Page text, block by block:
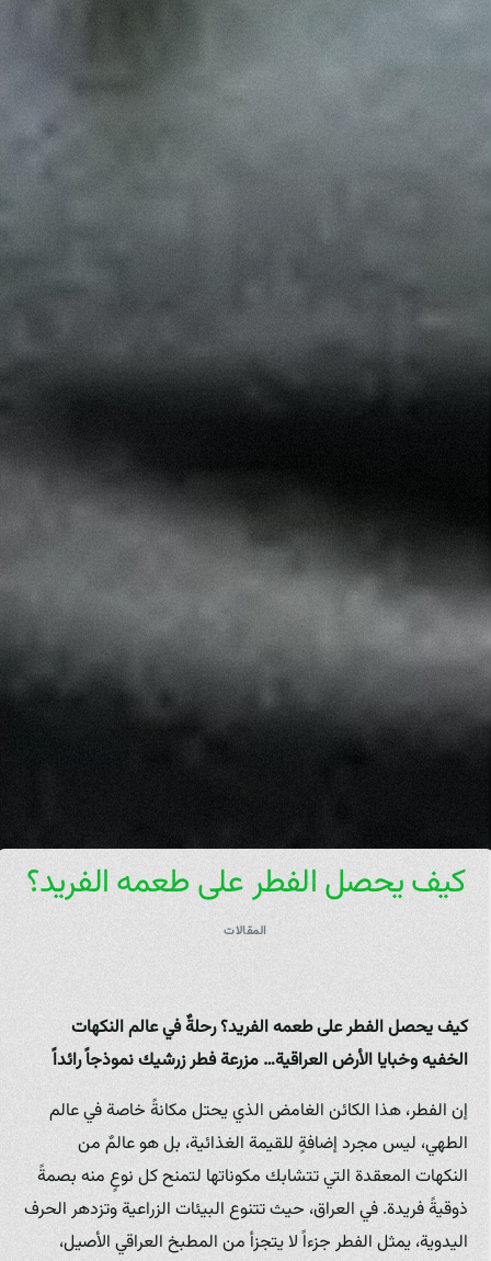
كيف يحصل الفطر على طعمه الفريد؟
المقالات
كيف يحصل الفطر على طعمه الفريد؟ رحلةٌ في عالم النكهات
الخفيه وخبايا الأرض العراقية… مزرعة فطر زرشيك نموذجاً رائداً
إن الفطر، هذا الكائن الغامض الذي يحتل مكانةً خاصة في عالم
الطهي، ليس مجرد إضافةٍ للقيمة الغذائية، بل هو عالمٌ من
النكهات المعقدة التي تتشابك مكوناتها لتمنح كل نوعٍ منه بصمةً
ذوقيةً فريدة. في العراق، حيث تتنوع البيئات الزراعية وتزدهر الحرف
اليدوية، يمثل الفطر جزءاً لا يتجزأ من المطبخ العراقي الأصيل،